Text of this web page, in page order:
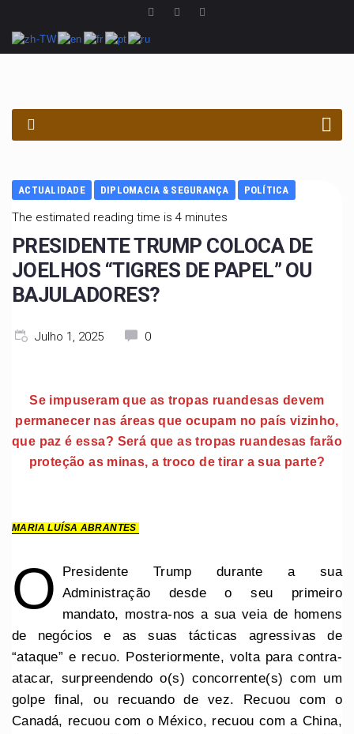
ACTUALIDADE DIPLOMACIA & SEGURANÇA POLÍTICA
The estimated reading time is 4 minutes
PRESIDENTE TRUMP COLOCA DE
JOELHOS “TIGRES DE PAPEL” OU
BAJULADORES?
Julho 1, 2025 0
Se impuseram que as tropas ruandesas devem
permanecer nas áreas que ocupam no país vizinho,
que paz é essa? ⁠Será que as tropas ruandesas farão
proteção as minas, a troco de tirar a sua parte?
MARIA LUÍSA ABRANTES
O
Presidente Trump durante a sua
Administração desde o seu primeiro
mandato, mostra-nos a sua veia de homens
de negócios e as suas tácticas agressivas de
“ataque” e recuo. Posteriormente, volta para contra-
atacar, surpreendendo o(s) concorrente(s) com um
golpe final, ou recuando de vez. Recuou com o
Canadá, recuou com o México, recuou com a China,
PROCURAR